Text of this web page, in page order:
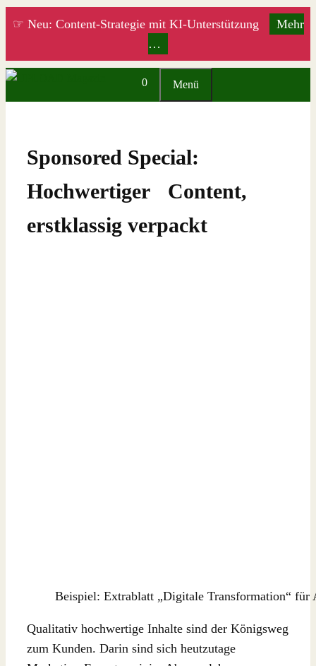
Zum
☞ Neu: Content-Strategie mit KI-Unterstützung
Mehr
…
0 Menü
Sponsored Special:
Hochwertiger Content,
erstklassig verpackt
Beispiel: Extrablatt „Digitale Transformation“ für
Qualitativ hochwertige Inhalte sind der Königsweg
zum Kunden. Darin sind sich heutzutage